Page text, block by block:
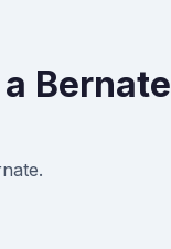
Bernate